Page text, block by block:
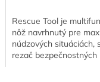
Rescue Tool je
nôž navrhnutý pre
núdzových situáciách,
rezač bezpečnostných